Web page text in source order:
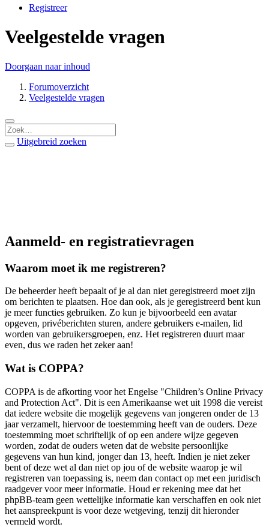
Registreer
Veelgestelde vragen
Doorgaan naar inhoud
Forumoverzicht
Veelgestelde vragen
Uitgebreid zoeken
Aanmeld- en registratievragen
Waarom moet ik me registreren?
De beheerder heeft bepaalt of je al dan niet geregistreerd moet zijn
om berichten te plaatsen. Hoe dan ook, als je geregistreerd bent kun
je meer functies gebruiken. Zo kun je bijvoorbeeld een avatar
opgeven, privéberichten sturen, andere gebruikers e-mailen, lid
worden van gebruikersgroepen, enz. Het registreren duurt maar
even, dus we raden het zeker aan!
Wat is COPPA?
COPPA is de afkorting voor het Engelse "Children’s Online Privacy
and Protection Act". Dit is een Amerikaanse wet uit 1998 die vereist
dat iedere website die mogelijk gegevens van jongeren onder de 13
jaar verzamelt, hiervoor de toestemming heeft van de ouders. Deze
toestemming moet schriftelijk of op een andere wijze gegeven
worden, zodat de ouders weten dat de website persoonlijke
gegevens van hun kind, jonger dan 13, heeft. Indien je niet zeker
bent of deze wet al dan niet op jou of de website waarop je wil
registreren van toepassing is, neem dan contact op met een juridisch
raadgever voor meer informatie. Houd er rekening mee dat het
phpBB-team geen wettelijke informatie kan verschaffen en ook niet
het aanspreekpunt is voor deze wetgeving, tenzij dit hieronder
vermeld wordt.